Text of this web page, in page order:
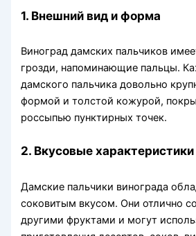
1. Внешний вид и форма
Виноград дамских пальчиков
грозди, напоминающие пальцы.
дамского пальчика довольно
формой и толстой кожурой,
россыпью пунктирных точек.
2. Вкусовые характеристики
Дамские пальчики винограда
соковитым вкусом. Они отлично
другими фруктами и могут